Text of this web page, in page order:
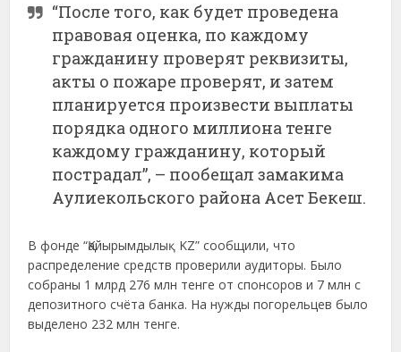
“После того, как будет проведена
правовая оценка, по каждому
гражданину проверят реквизиты,
акты о пожаре проверят, и затем
планируется произвести выплаты
порядка одного миллиона тенге
каждому гражданину, который
пострадал”, – пообещал замакима
Аулиекольского района Асет Бекеш.
В фонде “Қайырымдылық KZ” сообщили, что
распределение средств проверили аудиторы. Было
собраны 1 млрд 276 млн тенге от спонсоров и 7 млн с
депозитного счёта банка. На нужды погорельцев было
выделено 232 млн тенге.